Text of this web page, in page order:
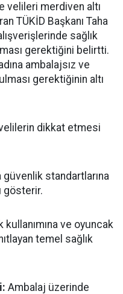
velileri merdiven altı
TÜKİD Başkanı Taha
sağlık
gerektiğini belirtti.
ambalajsız ve
gerektiğinin altı
dikkat etmesi
güvenlik standartlarına
gösterir.
kullanımına ve oyuncak
temel sağlık
Ambalaj üzerinde